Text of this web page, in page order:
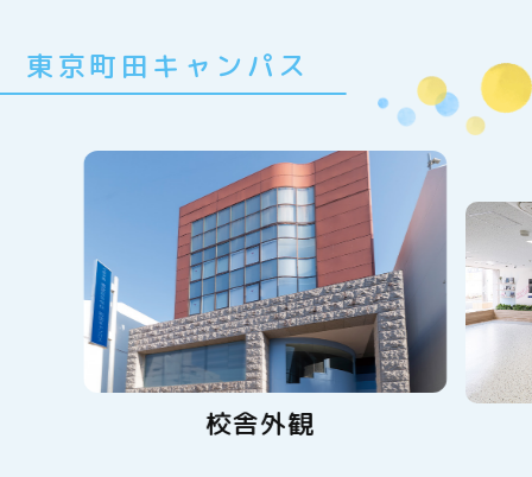
東京町田キャンパス
校舎外観